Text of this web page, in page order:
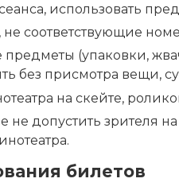
использовать
соответствующие
(упаковки,
без присмотра вещи,
на скейте,
допустить зрителя
билетов